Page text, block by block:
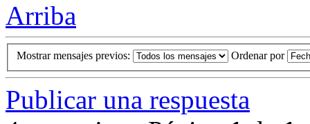
Arriba
Mostrar mensajes previos: Ordenar por
Publicar una respuesta